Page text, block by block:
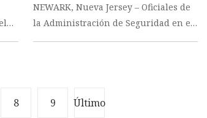
Newark Liberty
NEWARK, Nueva Jersey – Oficiales de
la Administración de Seguridad en el
Transporte (TSA) en el Aeropuerto
8 9 Último